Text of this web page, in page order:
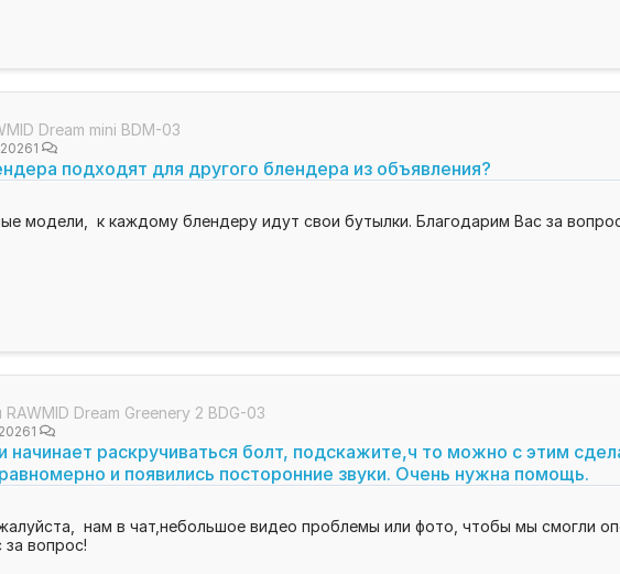
Dream mini BDM-03
1
подходят для другого блендера из объявления?
модели, к каждому блендеру идут свои бутылки. Благодарим Вас за
Dream Greenery 2 BDG-03
1
начинает раскручиваться болт, подскажите,ч то можно с этим
и появились посторонние звуки. Очень нужна помощь.
нам в чат,небольшое видео проблемы или фото, чтобы мы смогли
за вопрос!